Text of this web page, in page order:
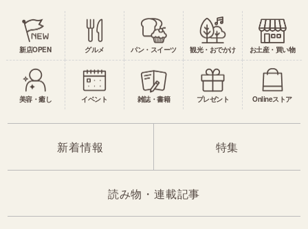
新店OPEN グルメ パン・スイーツ 観光・おでかけ お土産・買い物
美容・癒し イベント 雑誌・書籍 プレゼント Onlineストア
新着情報 特集
読み物・連載記事